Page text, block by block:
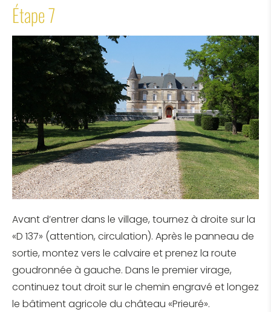
Étape 7
Avant d’entrer dans le village, tournez à droite sur la
«D 137» (attention, circulation). Après le panneau de
sortie, montez vers le calvaire et prenez la route
goudronnée à gauche. Dans le premier virage,
continuez tout droit sur le chemin engravé et longez
le bâtiment agricole du château «Prieuré».